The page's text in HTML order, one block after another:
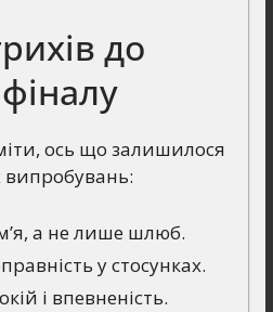
до
ось що залишилося
випробувань:
а не лише шлюб.
у стосунках.
і впевненість.